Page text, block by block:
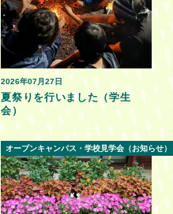
2026年07月27日
夏祭りを行いました（学生
会）
オープンキャンパス・学校見学会（お知らせ）